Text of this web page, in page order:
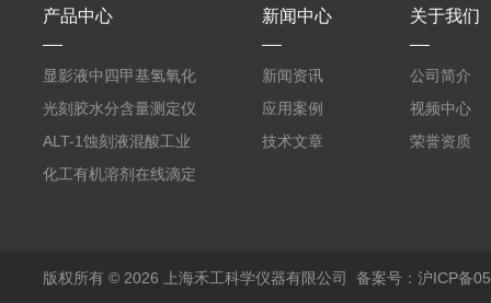
产品中心
显影液中四甲基氢氧化
铵的浓度测定仪
光刻胶水分含量测定仪
AKF-C6
ALT-1蚀刻液混酸工业
在线滴定分析仪
化工有机溶剂在线滴定
新闻中心
新闻资讯
应用案例
技术文章
关于我们
公司简介
视频中心
荣誉资质
版权所有 © 2026 上海禾工科学仪器有限公司 备案号：沪ICP备